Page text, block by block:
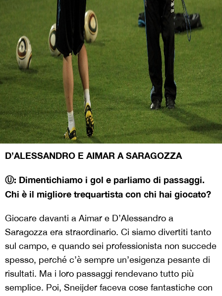
D’ALESSANDRO E AIMAR A SARAGOZZA
Ⓤ: Dimentichiamo i gol e parliamo di passaggi.
Chi è il migliore trequartista con chi hai giocato?
Giocare davanti a Aimar e D’Alessandro a
Saragozza era straordinario. Ci siamo divertiti tanto
sul campo, e quando sei professionista non succede
spesso, perché c’è sempre un’esigenza pesante di
risultati. Ma i loro passaggi rendevano tutto più
semplice. Poi, Sneijder faceva cose fantastiche con